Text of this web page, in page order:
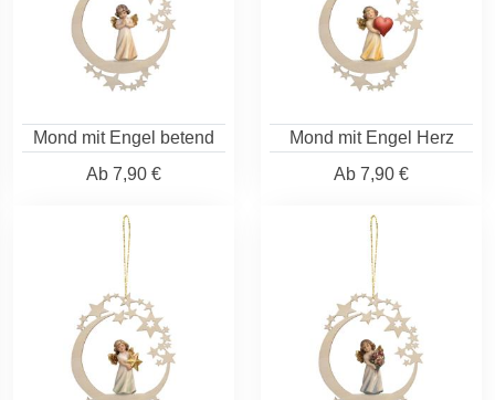
Mond mit Engel betend
Ab 7,90 €
Mond mit Engel Herz
Ab 7,90 €